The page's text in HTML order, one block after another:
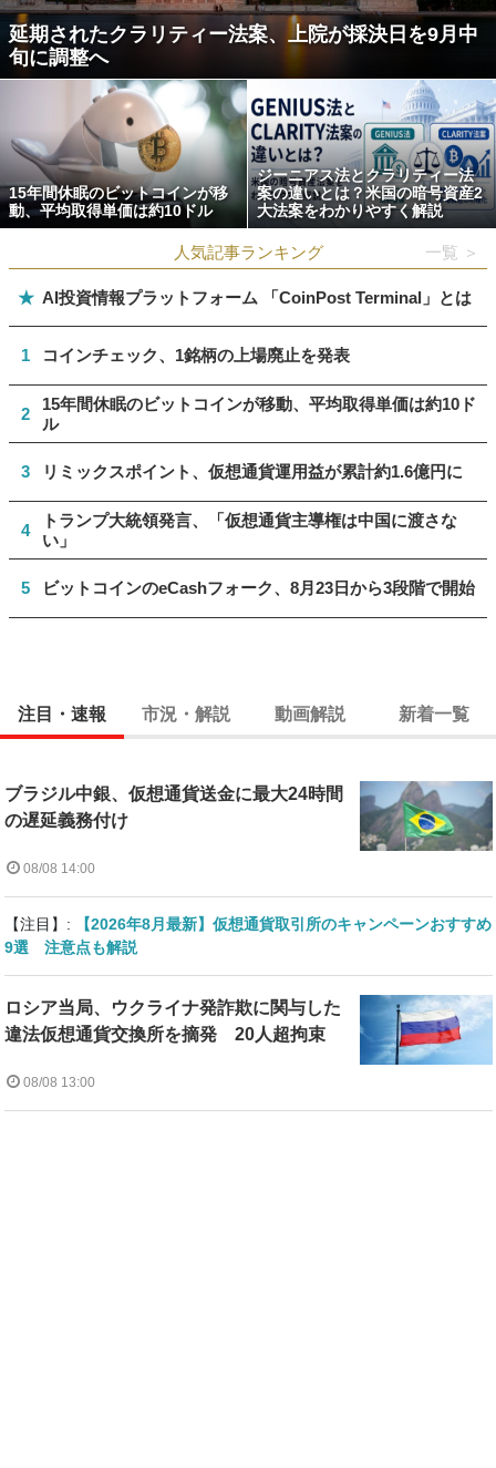
延期されたクラリティー法案、上院が採決日を9月中
旬に調整へ
15年間休眠のビットコインが移
動、平均取得単価は約10ドル
ジーニアス法とクラリティー法
案の違いとは？米国の暗号資産2
大法案をわかりやすく解説
人気記事ランキング 一覧 ＞
★ AI投資情報プラットフォーム 「CoinPost Terminal」とは
1 コインチェック、1銘柄の上場廃止を発表
2
15年間休眠のビットコインが移動、平均取得単価は約10ド
ル
3 リミックスポイント、仮想通貨運用益が累計約1.6億円に
4
トランプ大統領発言、「仮想通貨主導権は中国に渡さな
い」
5 ビットコインのeCashフォーク、8月23日から3段階で開始
注目・速報 市況・解説 動画解説 新着一覧
ブラジル中銀、仮想通貨送金に最大24時間
の遅延義務付け
08/08 14:00
【注目】:
【2026年8月最新】仮想通貨取引所のキャンペーンおすすめ
9選 注意点も解説
ロシア当局、ウクライナ発詐欺に関与した
違法仮想通貨交換所を摘発 20人超拘束
08/08 13:00